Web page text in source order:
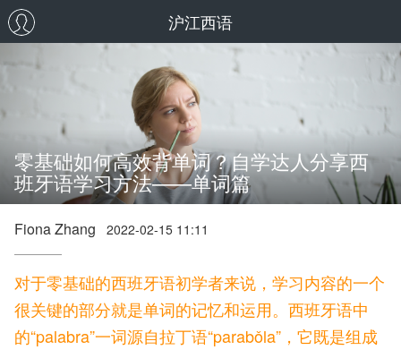
沪江西语
零基础如何高效背单词？自学达人分享西
班牙语学习方法——单词篇
Fiona Zhang 2022-02-15 11:11
对于零基础的西班牙语初学者来说，学习内容的一个
很关键的部分就是单词的记忆和运用。 西班牙语中
的“palabra”一词源自拉丁语“parabǒla”，它既是组成